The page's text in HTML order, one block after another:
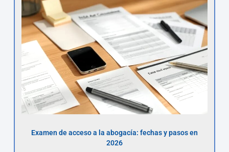
Examen de acceso a la abogacía: fechas y pasos en
2026